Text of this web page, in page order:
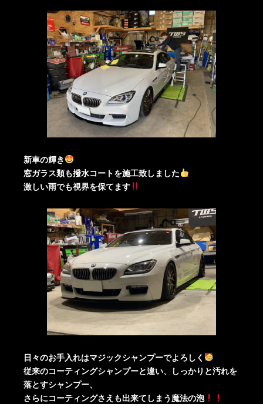
新車の輝き
窓ガラス類も撥水コートを施工致しました
激しい雨でも視界を保てます
日々のお手入れはマジックシャンプーでよろしく
従来のコーティングシャンプーと違い、しっかりと汚れを
落とすシャンプー、
さらにコーティングさえも出来てしまう魔法の泡